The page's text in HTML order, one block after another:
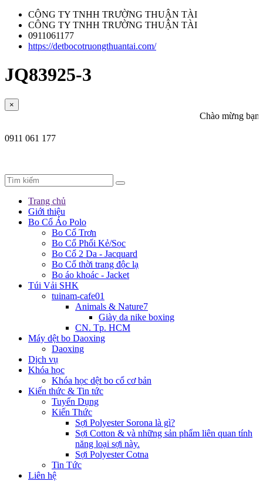
CÔNG TY TNHH TRƯỜNG THUẬN TÀI
CÔNG TY TNHH TRƯỜNG THUẬN TÀI
0911061177
https://detbocotruongthuantai.com/
JQ83925-3
×
Chào mừng bạn đến với
0911 061 177
Trang chủ
Giới thiệu
Bo Cổ Áo Polo
Bo Cổ Trơn
Bo Cổ Phối Kẻ/Sọc
Bo Cổ 2 Da - Jacquard
Bo Cổ thời trang độc lạ
Bo áo khoác - Jacket
Túi Vải SHK
tuinam-cafe01
Animals & Nature7
Giày da nike boxing
CN. Tp. HCM
Máy dệt bo Daoxing
Daoxing
Dịch vụ
Khóa học
Khóa học dệt bo cổ cơ bản
Kiến thức & Tin tức
Tuyển Dụng
Kiến Thức
Sợi Polyester Sorona là gì?
Sợi Cotton & và những sản phẩm liên quan tính
năng loại sợi này.
Sợi Polyester Cotna
Tin Tức
Liên hệ